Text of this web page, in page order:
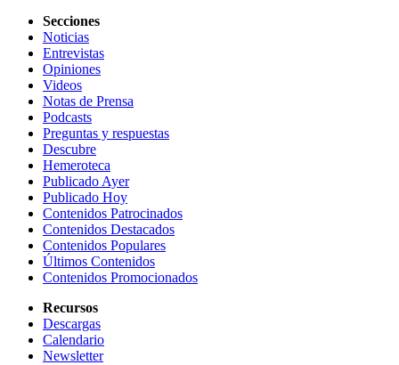
Secciones
Noticias
Entrevistas
Opiniones
Videos
Notas de Prensa
Podcasts
Preguntas y respuestas
Descubre
Hemeroteca
Publicado Ayer
Publicado Hoy
Contenidos Patrocinados
Contenidos Destacados
Contenidos Populares
Últimos Contenidos
Contenidos Promocionados
Recursos
Descargas
Calendario
Newsletter